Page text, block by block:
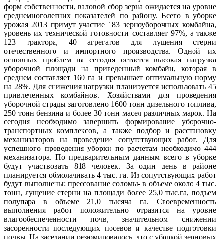
форм собственности, валовой сбор зерна ожидается на уровне
среднемноголетних показателей по району. Всего в уборке
урожая 2013 примут участие 183 зерноуборочных комбайна,
уровень их технической готовности составляет 97%, а также
123 трактора, 40 агрегатов для лущения стерни
отечественного и импортного производства. Одной их
основных проблем на сегодня остается высокая нагрузка
уборочной площади на приведенный комбайн, которая в
среднем составляет 160 га и превышает оптимальную норму
на 28%. Для снижения нагрузки планируется использовать 45
привлеченных комбайнов. Хозяйствами для проведения
уборочной страды заготовлено 1600 тонн дизельного топлива,
250 тонн бензина и более 30 тонн масел различных марок. На
сегодня необходимо завершить формирование уборочно-
транспортных комплексов, а также подбор и расстановку
механизаторов на проведение сопутствующих работ. Для
успешного проведения уборки по расчетам необходимо 444
механизатора. По предварительным данным всего в уборке
будут участвовать 818 человек. За один день в районе
планируется обмолачивать 4 тыс. га. Из сопутствующих работ
будут выполнены: прессование соломы- в объеме около 4 тыс.
тонн, лущение стерни на площади более 25,0 тыс.га, подъем
полупара в объеме 21,0 тысяча га. Своевременность
выполнения работ положительно отразится на уровне
влагообеспеченности почв, значительном снижении
засоренности последующих посевов и качестве подготовки
почвы. На заседании резюмировалось, что с уборкой зерновых